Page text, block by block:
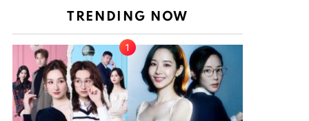
TRENDING NOW